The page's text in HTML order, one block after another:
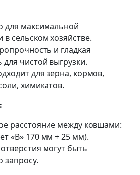
для максимальной
в сельском хозяйстве.
и гладкая
для чистой выгрузки.
для зерна, кормов,
химикатов.
расстояние между ковшами:
«В» 170 мм + 25 мм).
могут быть
запросу.